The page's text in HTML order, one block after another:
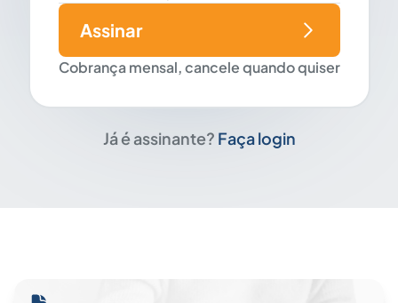
Cobrança mensal, cancele quando quiser
Assinar
Já é assinante? Faça login